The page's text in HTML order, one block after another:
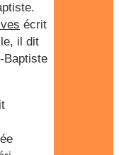
écrit
il dit
Baptiste